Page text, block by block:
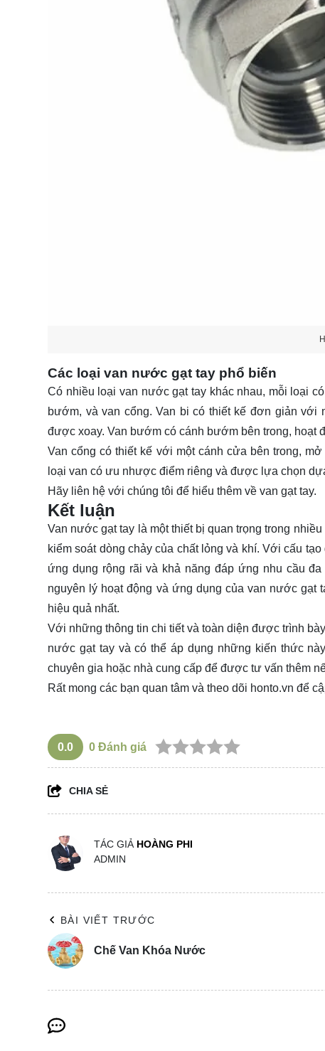
Các loại van nước gạt tay phổ biến
Có nhiều loại van nước gạt tay khác nhau, mỗi loại
bướm, và van cổng. Van bi có thiết kế đơn giản với
được xoay. Van bướm có cánh bướm bên trong, hoạt
Van cổng có thiết kế với một cánh cửa bên trong,
loại van có ưu nhược điểm riêng và được lựa chọn
Hãy liên hệ với chúng tôi để hiểu thêm về van gạt tay.
Kết luận
Van nước gạt tay là một thiết bị quan trọng trong
kiểm soát dòng chảy của chất lỏng và khí. Với cấu
ứng dụng rộng rãi và khả năng đáp ứng nhu cầu
nguyên lý hoạt động và ứng dụng của van nước gạt
hiệu quả nhất.
Với những thông tin chi tiết và toàn diện được trình
nước gạt tay và có thể áp dụng những kiến thức
chuyên gia hoặc nhà cung cấp để được tư vấn thêm
Rất mong các bạn quan tâm và theo dõi honto.vn để
0.0 0 Đánh giá
CHIA SẺ
TÁC GIẢ HOÀNG PHI
ADMIN
BÀI VIẾT TRƯỚC
Chế Van Khóa Nước